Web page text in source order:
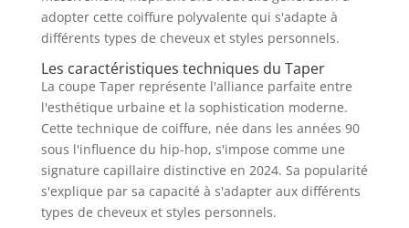
adopter cette coiffure polyvalente qui s'adapte à
différents types de cheveux et styles personnels.
Les caractéristiques techniques du Taper
La coupe Taper représente l'alliance parfaite entre
l'esthétique urbaine et la sophistication moderne.
Cette technique de coiffure, née dans les années 90
sous l'influence du hip-hop, s'impose comme une
signature capillaire distinctive en 2024. Sa popularité
s'explique par sa capacité à s'adapter aux différents
types de cheveux et styles personnels.